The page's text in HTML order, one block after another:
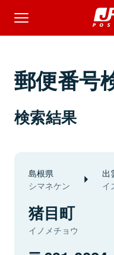
郵便番号
検索結果
島根県
シマネケン
出
イ
猪目町
イノメチョウ